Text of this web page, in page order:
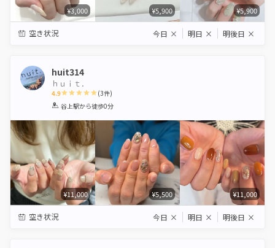
¥3,000 ¥5,900 ¥5,900
空き状況 今日 × 明日 × 明後日 ×
huit314
ｈｕｉｔ．
4.9
1 2 3 4 5
(3件)
谷上駅から徒歩0分
¥11,000 ¥5,500 ¥11,000
空き状況 今日 × 明日 × 明後日 ×